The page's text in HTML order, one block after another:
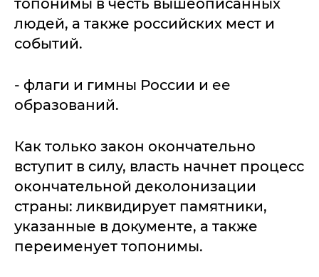
топонимы в честь вышеописанных
людей, а также российских мест и
событий.
- флаги и гимны России и ее
образований.
Как только закон окончательно
вступит в силу, власть начнет процесс
окончательной деколонизации
страны: ликвидирует памятники,
указанные в документе, а также
переименует топонимы.